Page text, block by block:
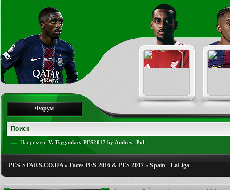
Форум
Например: V. Tsygankov PES2017 by Andrey_Pol
PES-STARS.CO.UA» Faces PES 2016 & PES 2017 » Spain - LaLiga